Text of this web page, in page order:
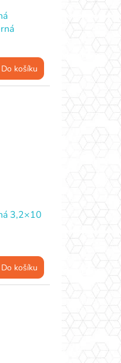
Do košíku
3,2×10
Do košíku